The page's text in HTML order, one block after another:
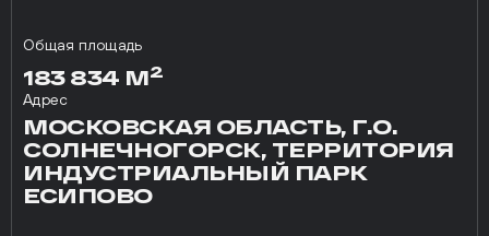
Общая площадь
183 834 М2
Адрес
МОСКОВСКАЯ ОБЛАСТЬ, Г.О.
СОЛНЕЧНОГОРСК, ТЕРРИТОРИЯ
ИНДУСТРИАЛЬНЫЙ ПАРК
ЕСИПОВО